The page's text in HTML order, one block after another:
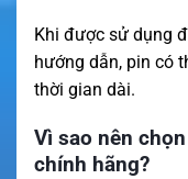
Khi được sử dụng
hướng dẫn, pin có
thời gian dài.
Vì sao nên
chính hãng?